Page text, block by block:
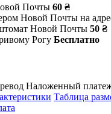
Почты 60 ₴
Новой Почты на
Новой Почты 50 ₴
Рогу Бесплатно
Наложенный
Таблица